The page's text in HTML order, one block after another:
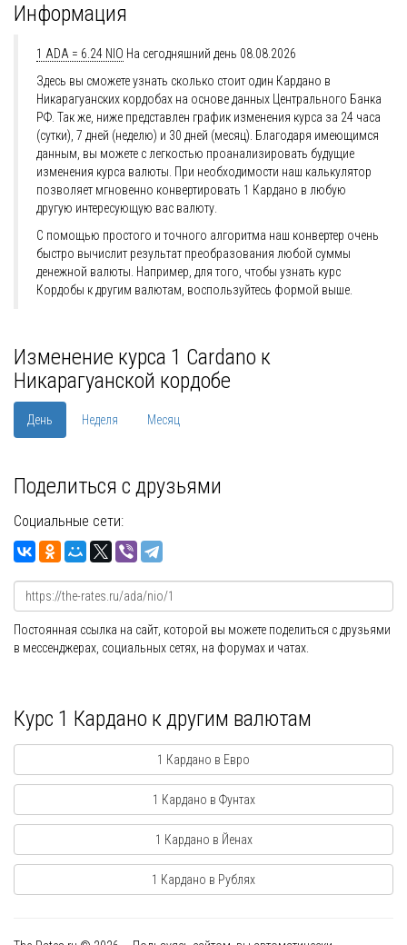
Информация
1 ADA = 6.24 NIO На сегодняшний день 08.08.2026
Здесь вы сможете узнать сколько стоит один Кардано в
Никарагуанских кордобах на основе данных Центрального Банка
РФ. Так же, ниже представлен график изменения курса за 24 часа
(сутки), 7 дней (неделю) и 30 дней (месяц). Благодаря имеющимся
данным, вы можете с легкостью проанализировать будущие
изменения курса валюты. При необходимости наш калькулятор
позволяет мгновенно конвертировать 1 Кардано в любую
другую интересующую вас валюту.
С помощью простого и точного алгоритма наш конвертер очень
быстро вычислит результат преобразования любой суммы
денежной валюты. Например, для того, чтобы узнать курс
Кордобы к другим валютам, воспользуйтесь формой выше.
Изменение курса 1 Cardano к
Никарагуанской кордобе
День Неделя Месяц
Поделиться с друзьями
Социальные сети:
Постоянная ссылка на сайт, которой вы можете поделиться с друзьями
в мессенджерах, социальных сетях, на форумах и чатах.
Курс 1 Кардано к другим валютам
1 Кардано в Евро
1 Кардано в Фунтах
1 Кардано в Йенах
1 Кардано в Рублях